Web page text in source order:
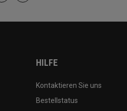
HILFE
Kontaktieren Sie uns
Bestellstatus